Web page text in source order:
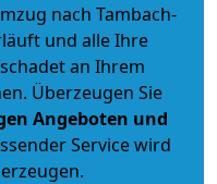
nach Tambach-
und alle Ihre
an Ihrem
Überzeugen Sie
Angeboten und
Service wird